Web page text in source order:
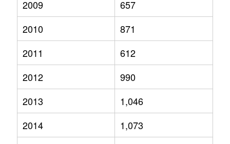
2009
657
2010
871
2011
612
2012
990
2013
1,046
2014
1,073